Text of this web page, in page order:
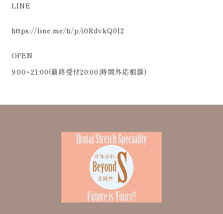
LINE
https://line.me/ti/p/i0RdvkQ0l2
OPEN
9:00~21:00(最終受付20:00,時間外応相談)